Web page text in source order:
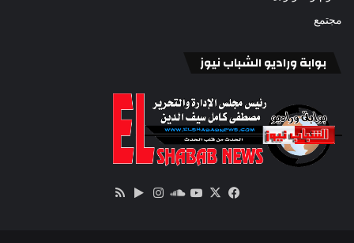
مجتمع
بوابة وراديو الشباب نيوز
فيسبوك
‫X
‫YouTube
ساوندانستقرام‏Google